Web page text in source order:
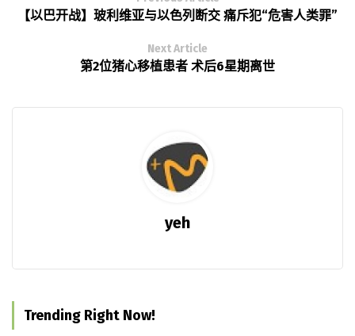
【以巴开战】玻利维亚与以色列断交 痛斥犯“危害人类罪”
Next Article
第2位猪心移植患者 术后6星期离世
yeh
Trending Right Now!